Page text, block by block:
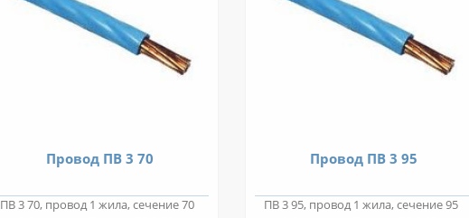
Провод ПВ 3 70
ПВ 3 70, провод 1 жила, сечение 70
Провод ПВ 3 95
ПВ 3 95, провод 1 жила, сечение 95